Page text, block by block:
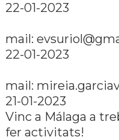
22-01-2023
mail:
22-01-2023
mail:
21-01-2023
Vinc a Málaga a
fer activitats!